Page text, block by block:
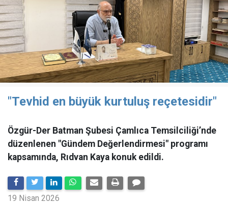
"Tevhid en büyük kurtuluş reçetesidir"
Özgür-Der Batman Şubesi Çamlıca Temsilciliği’nde
düzenlenen "Gündem Değerlendirmesi" programı
kapsamında, Rıdvan Kaya konuk edildi.
19 Nisan 2026